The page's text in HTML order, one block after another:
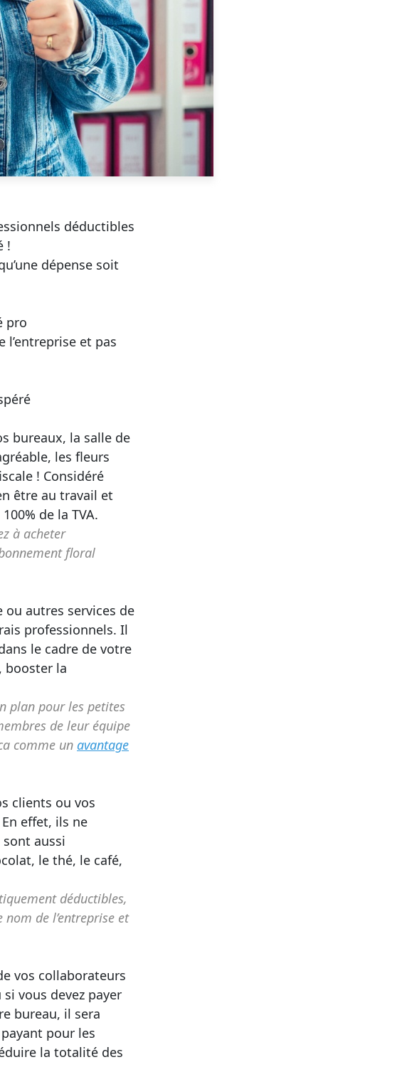
déductibles
!
dépense soit
pro
et pas
bureaux, la salle de
les fleurs
! Considéré
être au travail et
de la TVA.
à acheter
floral
ou autres services de
professionnels. Il
le cadre de votre
booster la
plan pour les petites
de leur équipe
comme un avantage
clients ou vos
effet, ils ne
aussi
le thé, le café,
déductibles,
de l’entreprise et
vos collaborateurs
vous devez payer
bureau, il sera
pour les
la totalité des